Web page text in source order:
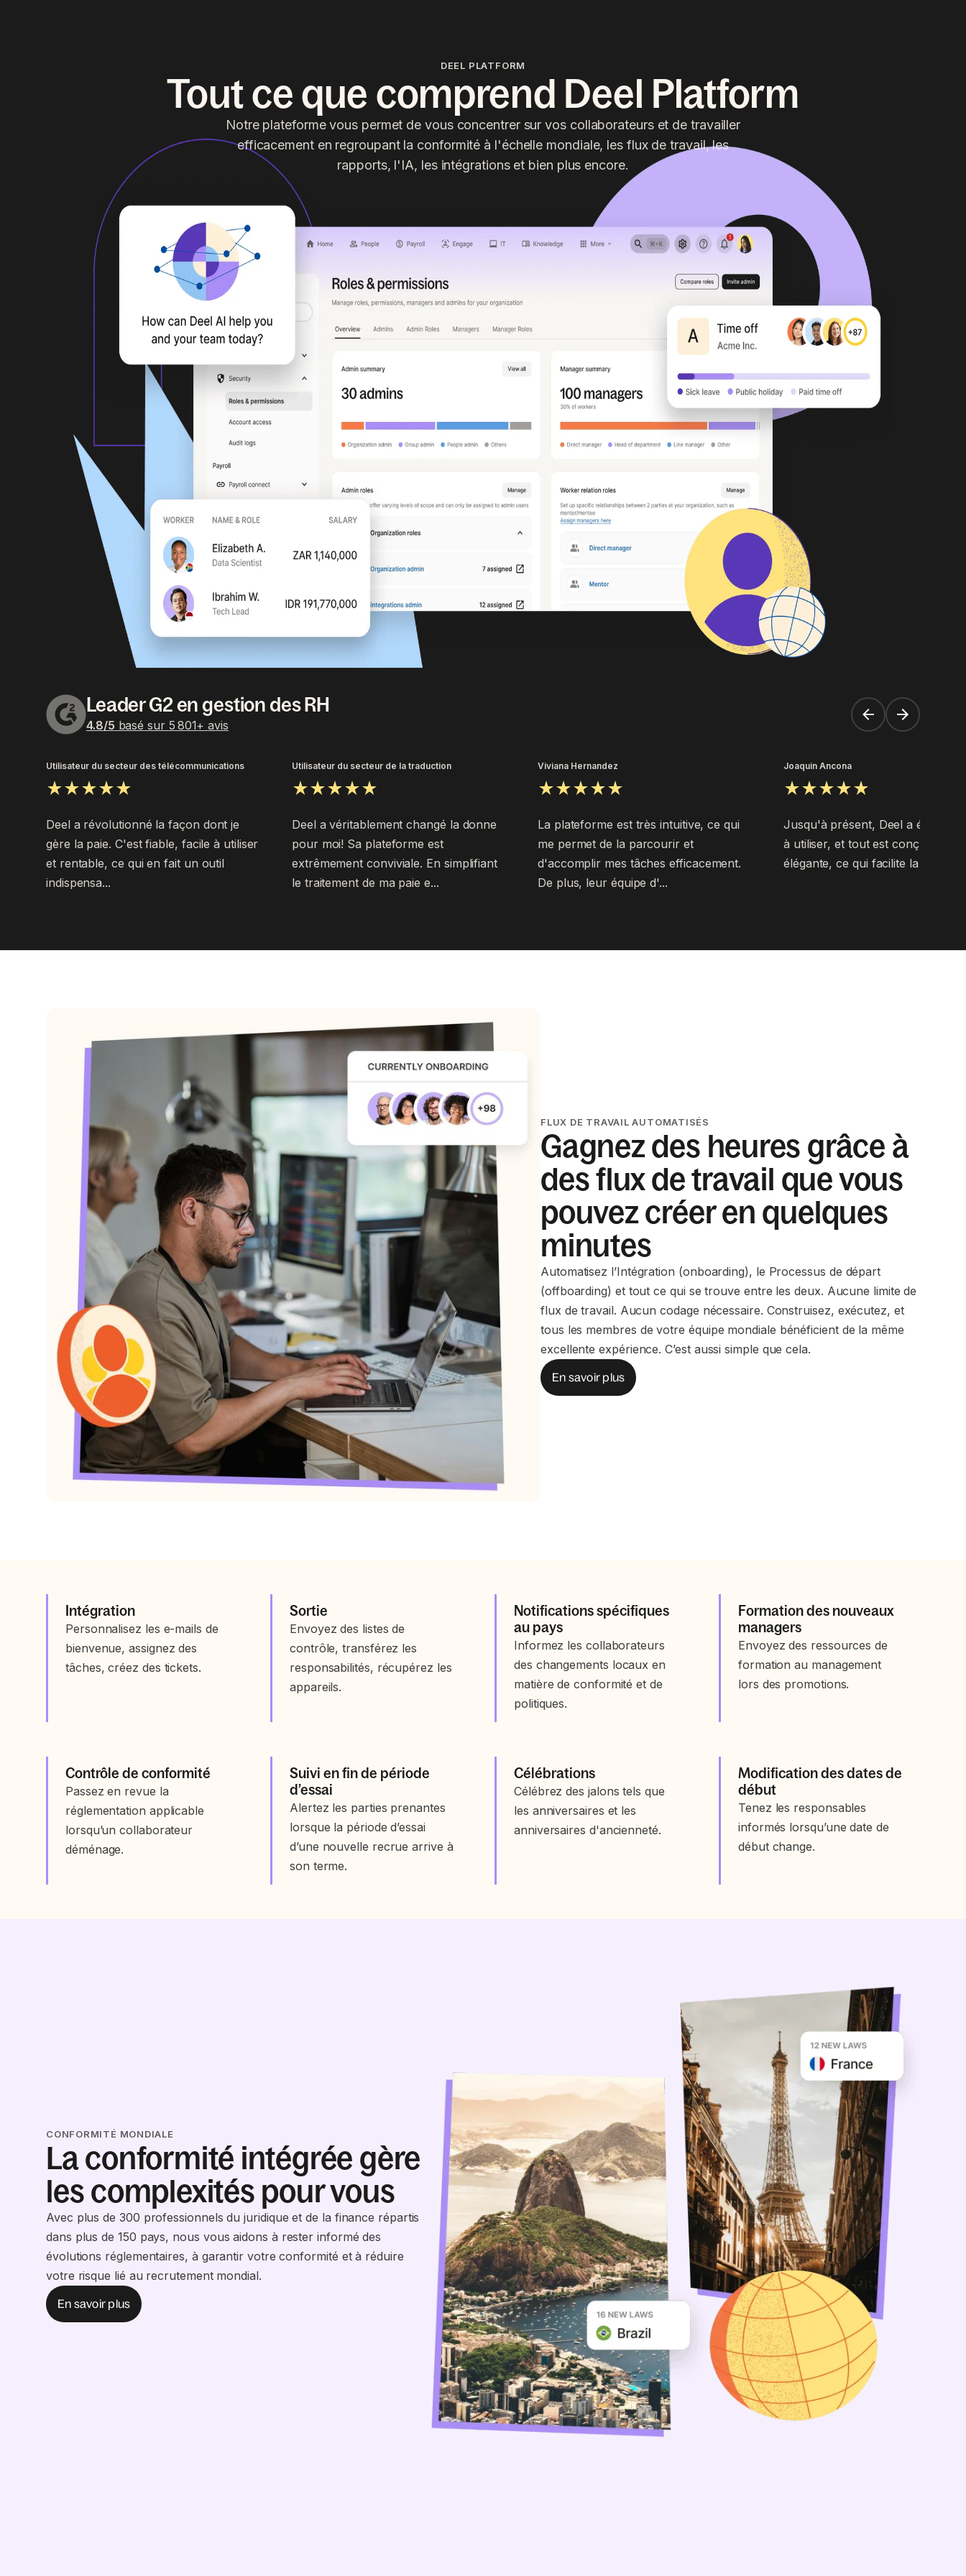
DEEL PLATFORM
Tout ce que comprend Deel Platform
Notre plateforme vous permet de vous concentrer sur vos collaborateurs et de travailler
efficacement en regroupant la conformité à l'échelle mondiale, les flux de travail, les
rapports, l'IA, les intégrations et bien plus encore.
Leader G2 en gestion des RH
4.8/5 basé sur 5 801+ avis
Utilisateur du secteur des télécommunications
Deel a révolutionné la façon dont je
gère la paie. C'est fiable, facile à utiliser
et rentable, ce qui en fait un outil
indispensa...
Utilisateur du secteur de la traduction
Deel a véritablement changé la donne
pour moi! Sa plateforme est
extrêmement conviviale. En simplifiant
le traitement de ma paie e...
Viviana Hernandez
La plateforme est très intuitive, ce qui
me permet de la parcourir et
d'accomplir mes tâches efficacement.
De plus, leur équipe d'...
Joaquin Ancona
Jusqu'à présent, Deel a été très
à utiliser, et tout est conçu de
élégante, ce qui facilite la
FLUX DE TRAVAIL AUTOMATISÉS
Gagnez des heures grâce à
des flux de travail que vous
pouvez créer en quelques
minutes
Automatisez l’Intégration (onboarding), le Processus de départ
(offboarding) et tout ce qui se trouve entre les deux. Aucune limite de
flux de travail. Aucun codage nécessaire. Construisez, exécutez, et
tous les membres de votre équipe mondiale bénéficient de la même
excellente expérience. C’est aussi simple que cela.
En savoir plus
Intégration
Personnalisez les e-mails de
bienvenue, assignez des
tâches, créez des tickets.
Sortie
Envoyez des listes de
contrôle, transférez les
responsabilités, récupérez les
appareils.
Notifications spécifiques
au pays
Informez les collaborateurs
des changements locaux en
matière de conformité et de
politiques.
Formation des nouveaux
managers
Envoyez des ressources de
formation au management
lors des promotions.
Contrôle de conformité
Passez en revue la
réglementation applicable
lorsqu’un collaborateur
déménage.
Suivi en fin de période
d’essai
Alertez les parties prenantes
lorsque la période d’essai
d’une nouvelle recrue arrive à
son terme.
Célébrations
Célébrez des jalons tels que
les anniversaires et les
anniversaires d'ancienneté.
Modification des dates de
début
Tenez les responsables
informés lorsqu’une date de
début change.
CONFORMITÉ MONDIALE
La conformité intégrée gère
les complexités pour vous
Avec plus de 300 professionnels du juridique et de la finance répartis
dans plus de 150 pays, nous vous aidons à rester informé des
évolutions réglementaires, à garantir votre conformité et à réduire
votre risque lié au recrutement mondial.
En savoir plus